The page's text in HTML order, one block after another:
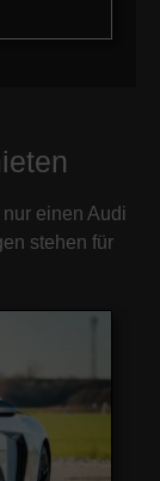
einen Audi
stehen für